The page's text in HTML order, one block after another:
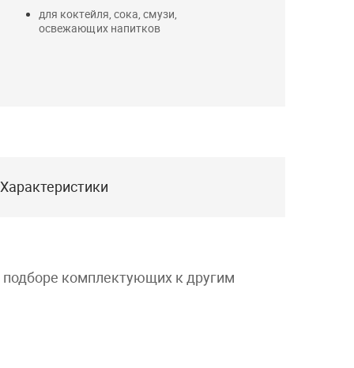
для коктейля, сока, смузи,
освежающих напитков
Характеристики
комплектующих к другим